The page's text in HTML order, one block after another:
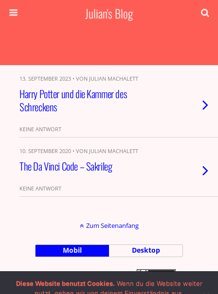
Julian's Blog
13. SEPTEMBER 2023 • VON JULIAN MACHALETT
Harry Potter und die Kammer des
Schreckens
KEINE ANTWORT
10. SEPTEMBER 2020 • VON JULIAN MACHALETT
The Da Vinci Code – Sakrileg
KEINE ANTWORT
Zum Seitenanfang
Mobil Desktop
Diese Website benutzt Cookies. Wenn du die Website weiter